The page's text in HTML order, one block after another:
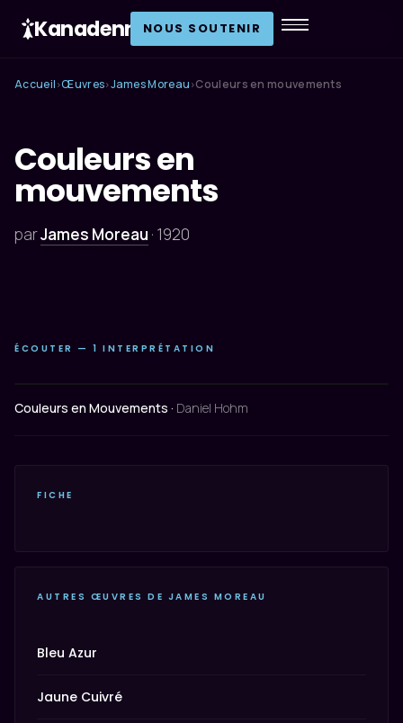
Kanadenn NOUS SOUTENIR
Accueil ›Œuvres›James Moreau ›Couleurs en mouvements
Couleurs en
mouvements
parJames Moreau · 1920
ÉCOUTER — 1 INTERPRÉTATION
Couleurs en Mouvements · Daniel Hohm
FICHE
AUTRES ŒUVRES DE JAMES MOREAU
Bleu Azur
Jaune Cuivré